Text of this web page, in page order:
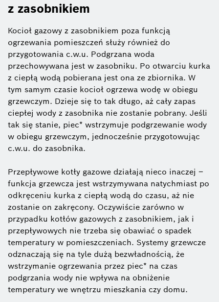
z zasobnikiem
Kocioł gazowy z zasobnikiem poza funkcją
ogrzewania pomieszczeń służy również do
przygotowania c.w.u. Podgrzana woda
przechowywana jest w zasobniku. Po otwarciu kurka
z ciepłą wodą pobierana jest ona ze zbiornika. W
tym samym czasie kocioł ogrzewa wodę w obiegu
grzewczym. Dzieje się to tak długo, aż cały zapas
ciepłej wody z zasobnika nie zostanie pobrany. Jeśli
tak się stanie, piec* wstrzymuje podgrzewanie wody
w obiegu grzewczym, jednocześnie przygotowując
c.w.u. do zasobnika.
Przepływowe kotły gazowe działają nieco inaczej –
funkcja grzewcza jest wstrzymywana natychmiast po
odkręceniu kurka z ciepłą wodą do czasu, aż nie
zostanie on zakręcony. Oczywiście zarówno w
przypadku kotłów gazowych z zasobnikiem, jak i
przepływowych nie trzeba się obawiać o spadek
temperatury w pomieszczeniach. Systemy grzewcze
odznaczają się na tyle dużą bezwładnością, że
wstrzymanie ogrzewania przez piec* na czas
podgrzania wody nie wpływa na obniżenie
temperatury we wnętrzu mieszkania czy domu.